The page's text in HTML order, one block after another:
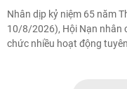
Nhân dịp kỷ niệm 65 năm
10/8/2026), Hội Nạn nhân
chức nhiều hoạt động